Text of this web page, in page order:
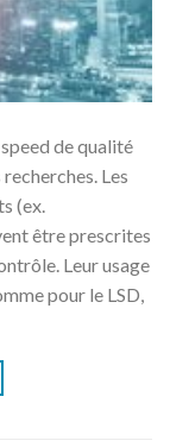
speed de qualité
Les
(ex.
être prescrites
Leur usage
pour le LSD,